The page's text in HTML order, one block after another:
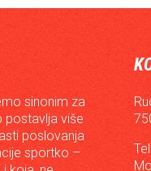
sinonim za
postavlja više
poslovanja
sportko –